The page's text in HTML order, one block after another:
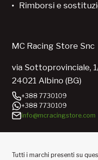
Rimborsi e
MC Racing Store Snc
via Sottoprovinciale,
24021 Albino (BG)
+388 7730109
+388 7730109
info@mcracingstore.com
Tutti i marchi presenti su